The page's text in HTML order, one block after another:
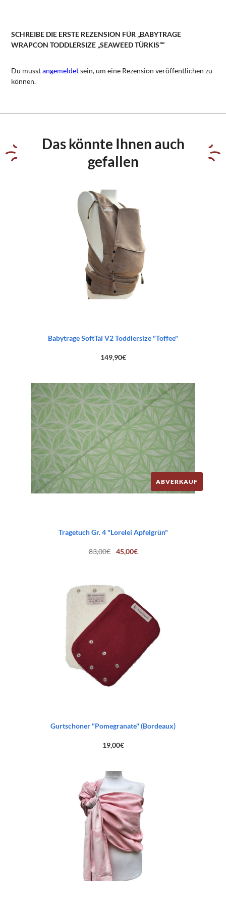
SCHREIBE DIE ERSTE REZENSION FÜR „BABYTRAGE
WRAPCON TODDLERSIZE „SEAWEED TÜRKIS““
Du musstangemeldetsein, um eine Rezension veröffentlichen zu
können.
Das könnte Ihnen auch
gefallen
Babytrage SoftTai V2 Toddlersize "Toffee"
149,90€
ABVERKAUF
Tragetuch Gr. 4 "Lorelei Apfelgrün"
83,00€
Ursprünglicher
Preis
45,00€Aktueller
Gurtschoner "Pomegranate" (Bordeaux)
19,00€